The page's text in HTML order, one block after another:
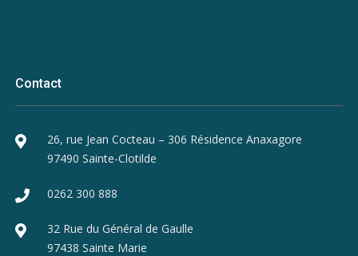
Contact
26, rue Jean Cocteau – 306 Résidence Anaxagore
97490 Sainte-Clotilde
0262 300 888
32 Rue du Général de Gaulle
97438 Sainte Marie